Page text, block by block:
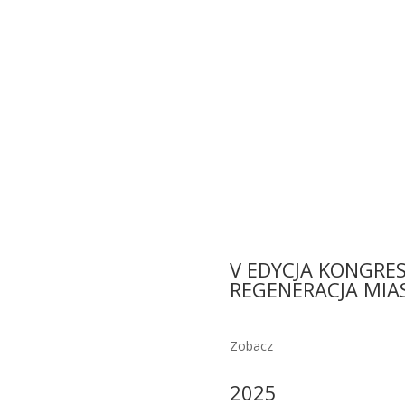
V EDYCJA
REGENERACJA
Zobacz
2025